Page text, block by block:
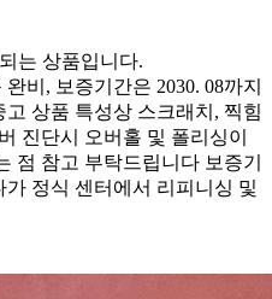
는 상품입니다.
비, 보증기간은 2030. 08까지
상품 특성상 스크래치, 찍힘
진단시 오버홀 및 폴리싱이
점 참고 부탁드립니다 보증기
정식 센터에서 리피니싱 및